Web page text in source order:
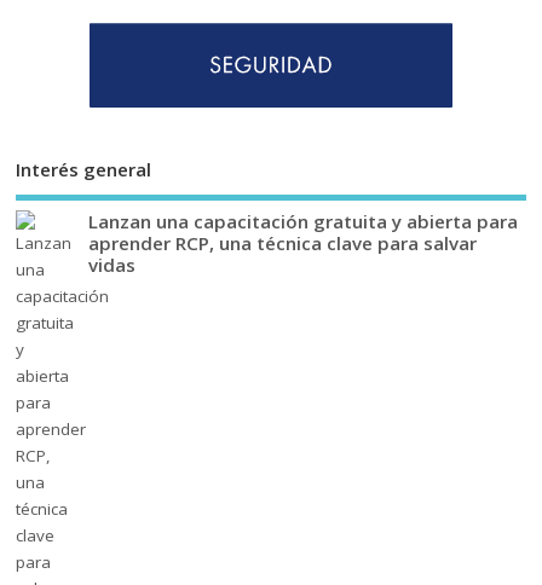
Interés general
Lanzan una capacitación gratuita y abierta para
aprender RCP, una técnica clave para salvar
vidas